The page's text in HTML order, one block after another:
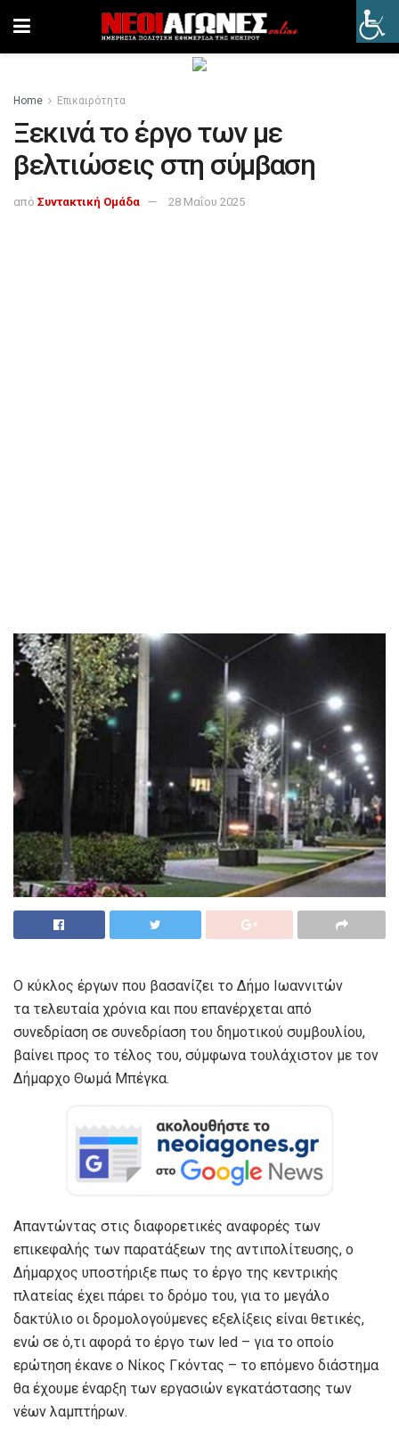
Home Επικαιρότητα
Ξεκινά το έργο των με
βελτιώσεις στη σύμβαση
από Συντακτική Ομάδα 28 Μαΐου 2025
Ο κύκλος έργων που βασανίζει το Δήμο Ιωαννιτών
τα τελευταία χρόνια και που επανέρχεται από
συνεδρίαση σε συνεδρίαση του δημοτικού συμβουλίου,
βαίνει προς το τέλος του, σύμφωνα τουλάχιστον με τον
Δήμαρχο Θωμά Μπέγκα.
Απαντώντας στις διαφορετικές αναφορές των
επικεφαλής των παρατάξεων της αντιπολίτευσης, ο
Δήμαρχος υποστήριξε πως το έργο της κεντρικής
πλατείας έχει πάρει το δρόμο του, για το μεγάλο
δακτύλιο οι δρομολογούμενες εξελίξεις είναι θετικές,
ενώ σε ό,τι αφορά το έργο των led – για το οποίο
ερώτηση έκανε ο Νίκος Γκόντας – το επόμενο διάστημα
θα έχουμε έναρξη των εργασιών εγκατάστασης των
νέων λαμπτήρων.